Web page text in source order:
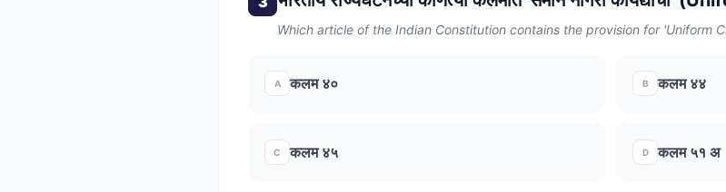
Which article of the Indian Constitution contains the provision for 'Uniform
A कलम ४० B कलम ४४
C कलम ४५ D कलम ५१ अ